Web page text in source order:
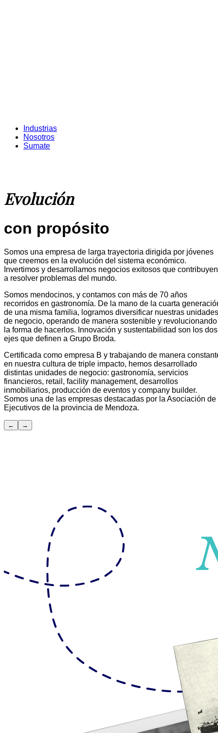
Industrias
Nosotros
Sumate
Evolución
con propósito
Somos una empresa de larga trayectoria dirigida por jóvenes
que creemos en la evolución del sistema económico.
Invertimos y desarrollamos negocios exitosos que contribuyen
a resolver problemas del mundo.
Somos mendocinos, y contamos con más de 70 años
recorridos en gastronomía. De la mano de la cuarta
de una misma familia, logramos diversificar nuestras unidades
de negocio, operando de manera sostenible y revolucionando
la forma de hacerlos. Innovación y sustentabilidad son los dos
ejes que definen a Grupo Broda.
Certificada como empresa B y trabajando de manera
en nuestra cultura de triple impacto, hemos desarrollado
distintas unidades de negocio: gastronomía, servicios
financieros, retail, facility management, desarrollos
inmobiliarios, producción de eventos y company builder.
Somos una de las empresas destacadas por la Asociación de
Ejecutivos de la provincia de Mendoza.
← →